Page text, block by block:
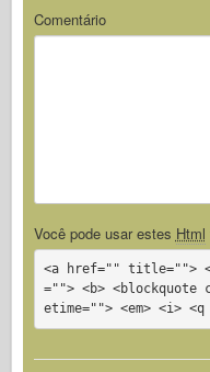
Comentário
Você pode usar estes Html
<a href="" title="">
=""> <b> <blockquote
etime=""> <em> <i>